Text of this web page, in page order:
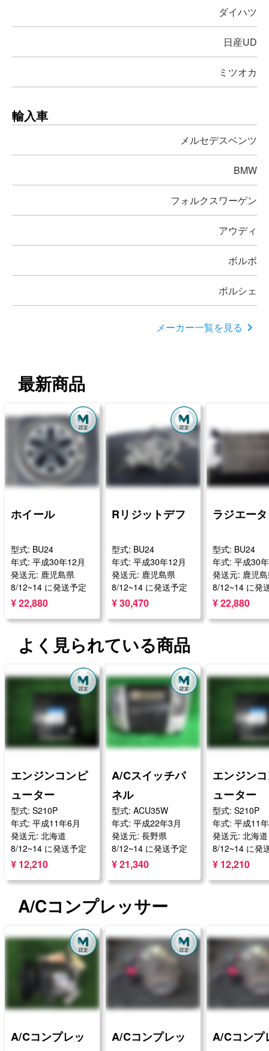
ダイハツ
日産UD
ミツオカ
輸入車
メルセデスベンツ
BMW
フォルクスワーゲン
アウディ
ボルボ
ポルシェ
メーカー一覧を見る
最新商品
ホイール
型式: BU24
年式: 平成30年12月
発送元: 鹿児島県
8/12~14 に発送予定
¥ 22,880
Rリジットデフ
型式: BU24
年式: 平成30年12月
発送元: 鹿児島県
8/12~14 に発送予定
¥ 30,470
ラジエータ
型式: BU24
年式: 平成30
発送元: 鹿児
8/12~14 に発
¥ 22,880
よく見られている商品
エンジンコンピ
ューター
型式: S210P
年式: 平成11年6月
発送元: 北海道
8/12~14 に発送予定
¥ 12,210
A/Cスイッチパ
ネル
型式: ACU35W
年式: 平成22年3月
発送元: 長野県
8/12~14 に発送予定
¥ 21,340
エンジン
ューター
型式: S210P
年式: 平成11
発送元: 北海道
8/12~14 に発
¥ 12,210
A/Cコンプレッサー
A/Cコンプレッ
A/Cコンプレッ
A/Cコンプ